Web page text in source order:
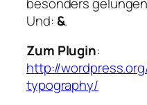
Und: &.
Zum Plugin:
http://
typography/